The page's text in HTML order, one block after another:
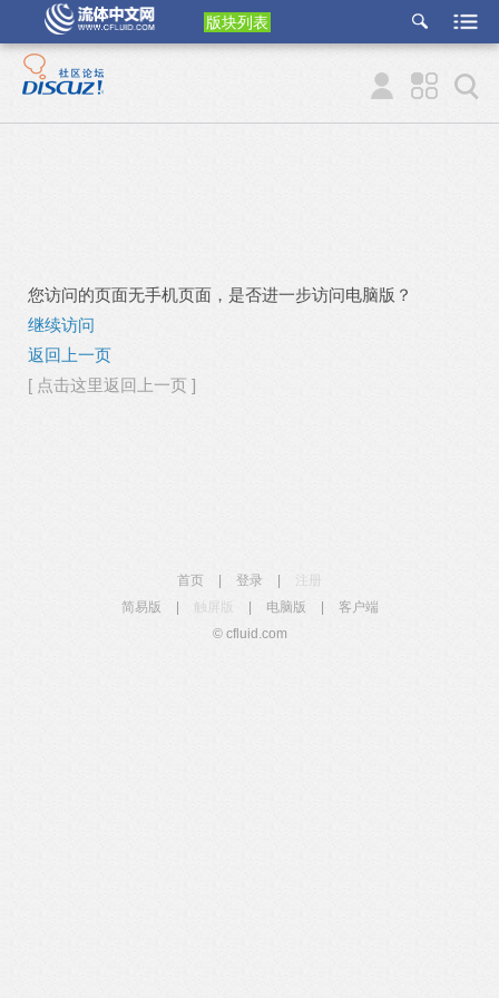
版块列表
etu
p
您访问的页面无手机页面，是否进一步访问电脑版？
继续访问
返回上一页
[ 点击这里返回上一页 ]
首页 登录
简易版
触屏版 电脑版
客户端
© cfluid.com